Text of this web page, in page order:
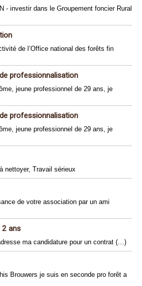
- investir dans le Groupement foncier Rural
de l’Office national des forêts fin
professionnalisation
jeune professionnel de 29 ans, je
professionnalisation
jeune professionnel de 29 ans, je
nettoyer, Travail sérieux
de votre association par un ami
2 ans
ma candidature pour un contrat (…)
Brouwers je suis en seconde pro forêt a